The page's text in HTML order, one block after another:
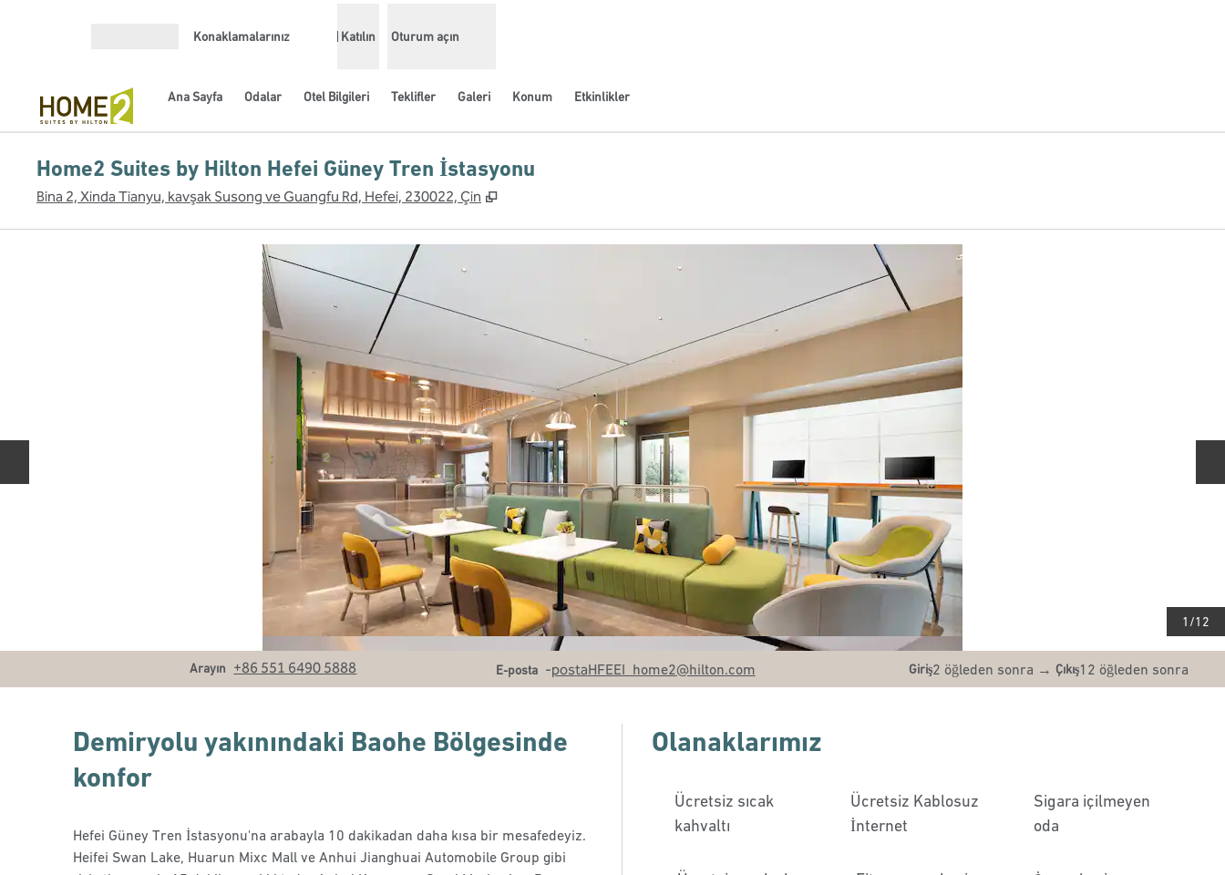
Konaklamalarınız Katılın Oturum açın
Ana Sayfa Odalar Otel Bilgileri Teklifler Galeri Konum Etkinlikler
Home2 Suites by Hilton Hefei Güney Tren İstasyonu
Bina 2, Xinda Tianyu, kavşak Susong ve Guangfu Rd, Hefei, 230022, Çin ,
1 /12
Arayın
Ara +86 551 6490 5888 E-posta
E -postaHFEEI_home2@hilton.com Giriş2 öğleden sonra → Çıkış12 öğleden sonra
Demiryolu yakınındaki Baohe Bölgesinde
konfor
Hefei Güney Tren İstasyonu'na arabayla 10 dakikadan daha kısa bir mesafedeyiz.
Heifei Swan Lake, Huarun Mixc Mall ve Anhui Jianghuai Automobile Group gibi
Olanaklarımız
Ücretsiz sıcak
kahvaltı
Ücretsiz Kablosuz
İnternet
Sigara içilmeyen
oda